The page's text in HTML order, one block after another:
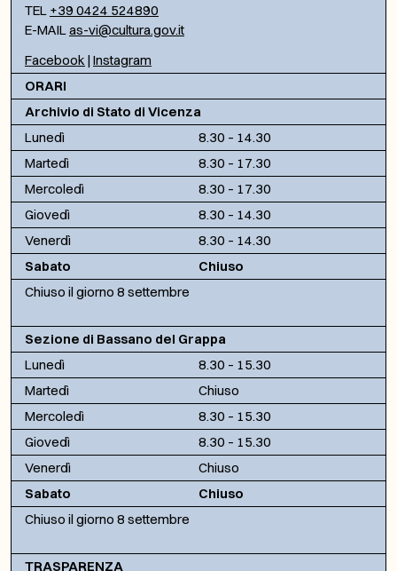
TEL +39 0424 524890
E-MAILas-vi@cultura.gov.it
Facebook | Instagram
ORARI
Archivio di Stato di Vicenza
Lunedì
8.30 – 14.30
Martedì
8.30 – 17.30
Mercoledì
8.30 – 17.30
Giovedì
8.30 – 14.30
Venerdì
8.30 – 14.30
Sabato
Chiuso
Chiuso il giorno 8 settembre
Sezione di Bassano del Grappa
Lunedì
8.30 – 15.30
Martedì
Chiuso
Mercoledì
8.30 – 15.30
Giovedì
8.30 – 15.30
Venerdì
Chiuso
Sabato
Chiuso
Chiuso il giorno 8 settembre
TRASPARENZA